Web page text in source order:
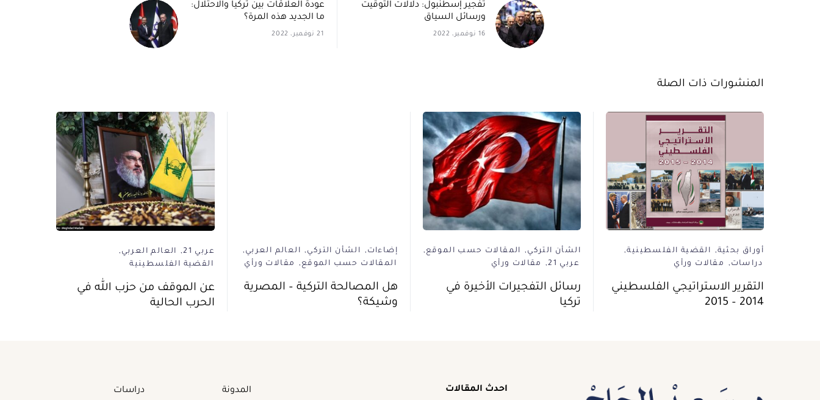
تفجير إسطنبول: دلالات التوقيت
ورسائل السياق
16 نوفمبر، 2022
عودة العلاقات بين تركيا والاحتلال:
ما الجديد هذه المرة؟
21 نوفمبر، 2022
المنشورات ذات الصلة
أوراق بحثية
القضية الفلسطينية
دراسات
مقالات ورأي
التقرير الاستراتيجي الفلسطيني
2014 – 2015
الشأن التركي
المقالات حسب الموقع
عربي 21
مقالات ورأي
رسائل التفجيرات الأخيرة في
تركيا
إضاءات الشأن التركي
العالم العربي
المقالات حسب الموقع
مقالات ورأي
هل المصالحة التركية – المصرية
وشيكة؟
عربي 21
العالم العربي
القضية الفلسطينية
عن الموقف من حزب الله في
الحرب الحالية
احدث المقالات المدونة دراسات